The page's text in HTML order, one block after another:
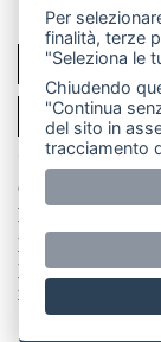
© Copyright
E' proibita la
parziale di
preventiva
numero Rea
Per
finalità, terze
"Seleziona le
Chiudendo
"Continua
del sito in
tracciamento